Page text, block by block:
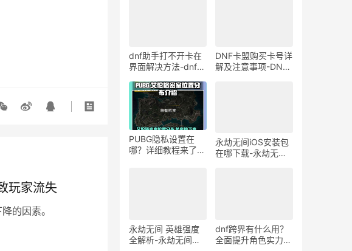
玩家流失
的因素。
dnf助手打不开卡在
界面解决方法-dnf助
DNF卡盟购买卡号详
解及注意事项-DNF
PUBG隐私设置在
哪？详细教程来了-
永劫无间iOS安装包
在哪下载-永劫无间
永劫无间 英雄强度
全解析-永劫无间最
dnf跨界有什么用？
全面提升角色实力-